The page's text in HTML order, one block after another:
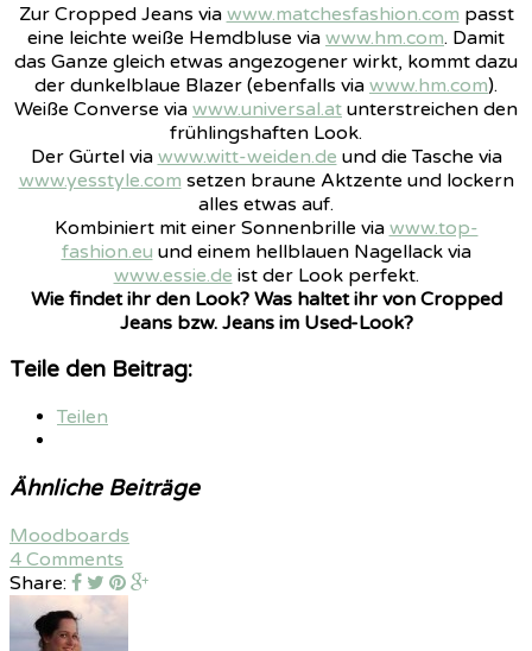
Zur Cropped Jeans via www.matchesfashion.com passt
eine leichte weiße Hemdbluse via www.hm.com. Damit
das Ganze gleich etwas angezogener wirkt, kommt dazu
der dunkelblaue Blazer (ebenfalls via www.hm.com).
Weiße Converse via www.universal.at unterstreichen den
frühlingshaften Look.
Der Gürtel via www.witt-weiden.de und die Tasche via
www.yesstyle.com setzen braune Aktzente und lockern
alles etwas auf.
Kombiniert mit einer Sonnenbrille via www.top-
fashion.eu und einem hellblauen Nagellack via
www.essie.de ist der Look perfekt.
Wie findet ihr den Look? Was haltet ihr von Cropped
Jeans bzw. Jeans im Used-Look?
Teile den Beitrag:
Teilen
Ähnliche Beiträge
Moodboards
4 Comments
Share: